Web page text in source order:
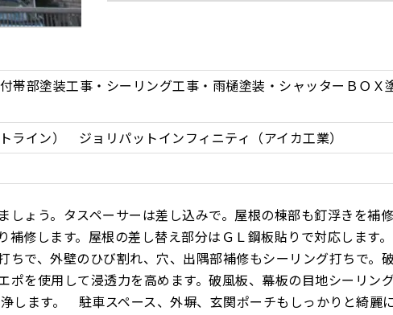
帯部塗装工事・シーリング工事・雨樋塗装・シャッターＢＯＸ
ライン） ジョリパットインフィニティ（アイカ工業）
しょう。タスペーサーは差し込みで。屋根の棟部も釘浮きを補修
補修します。屋根の差し替え部分はＧＬ鋼板貼りで対応します
ちで、外壁のひび割れ、穴、出隅部補修もシーリング打ちで。
ポを使用して浸透力を高めます。破風板、幕板の目地シーリン
します。 駐車スペース、外塀、玄関ポーチもしっかりと綺麗